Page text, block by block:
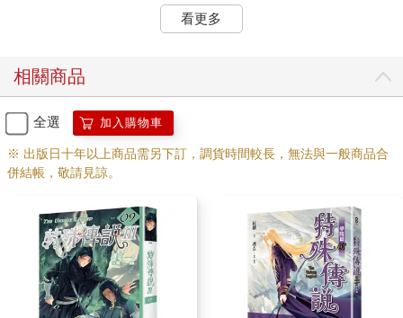
沒記錯的話，之前黑色仙人掌挖出來的是人參塊吧？
不改地對衛兵說：「我的同伴會處理，請先讓他們離開吧，後續
由我與你們詳談。」
衛兵想了想，抬起手，包圍的人群突然整齊劃一地讓開一條路。
「等等，離開之前，你們也得替我們的通行證明加上保證，我們
已經被衛兵搜查過一次，暫無可疑之處的證明。」哈維恩指著霹
靂彈加碼勒索。「這也是避免『誤失』再度產生。」
不得不說，攜帶一隻哈維恩的確很有用——不要短路去砍人的
衛兵看起來有點困惑、有點為難，但估計是因為先砍我們的前
提，最後還真的在霹靂彈上加了一個小光點，作為這支衛兵的巡
查證明。
之後，我就在哈維恩的目送之下，和其他人先行離開。
看更多
相關商品
全選 加入購物車
※ 出版日十年以上商品需另下訂，調貨時間較長，無法與一般商品合
併結帳，敬請見諒。